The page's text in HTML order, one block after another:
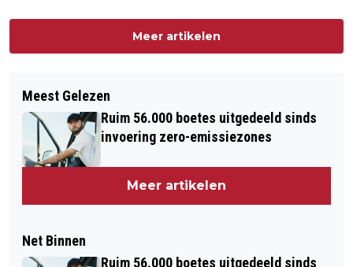
Meer artikelen
Meest Gelezen
Ruim 56.000 boetes uitgedeeld sinds
invoering zero-emissiezones
Meer artikelen
Net Binnen
Ruim 56.000 boetes uitgedeeld sinds